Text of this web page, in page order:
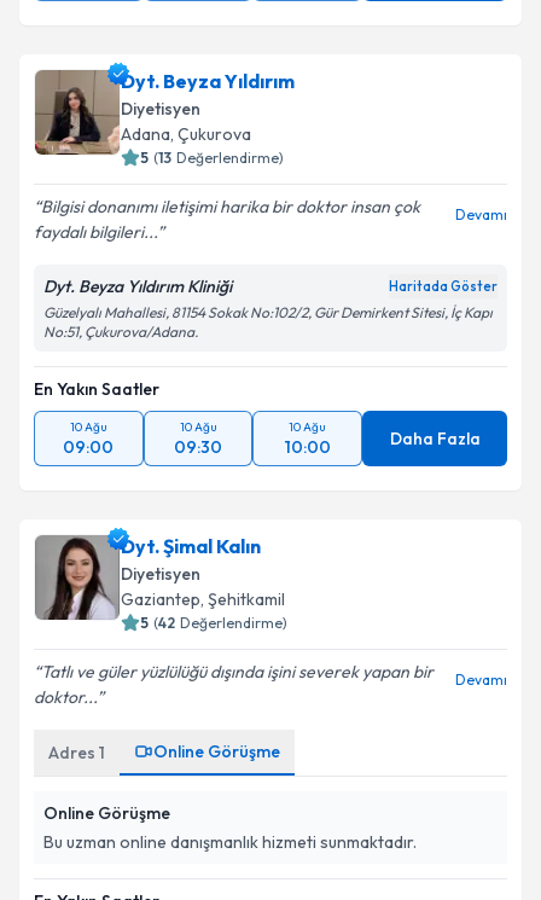
Dyt. Beyza Yıldırım
Diyetisyen
Adana, Çukurova
5 (13 Değerlendirme)
Bilgisi donanımı iletişimi harika bir doktor insan çok
faydalı bilgileri...
Devamı
Dyt. Beyza Yıldırım Kliniği Haritada Göster
Güzelyalı Mahallesi, 81154 Sokak No:102/2, Gür Demirkent Sitesi, İç Kapı
No:51, Çukurova/Adana.
En Yakın Saatler
10 Ağu
09:00
10 Ağu
09:30
10 Ağu
10:00 Daha Fazla
Dyt. Şimal Kalın
Diyetisyen
Gaziantep, Şehitkamil
5 (42 Değerlendirme)
Tatlı ve güler yüzlülüğü dışında işini severek yapan bir
doktor...
Devamı
Adres 1 Online Görüşme
Online Görüşme
Bu uzman online danışmanlık hizmeti sunmaktadır.